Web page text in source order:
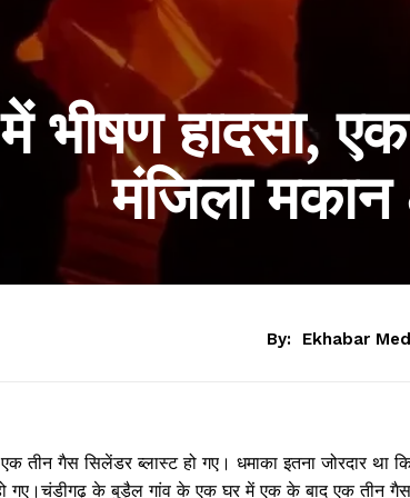
भीषण हादसा,
मंजिला मकान
By: Ekhabar
गैस सिलेंडर ब्लास्ट हो गए। धमाका इतना जोरदार था
गए।चंडीगढ़ के बुड़ैल गांव के एक घर में एक के बाद एक तीन गैस